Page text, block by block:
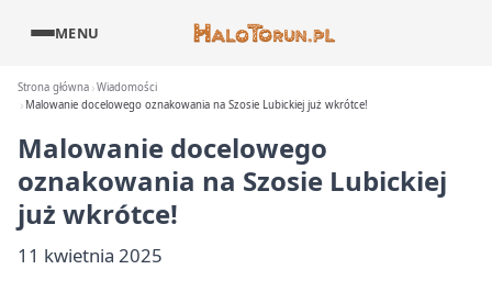
MENU
Strona główna Wiadomości
Malowanie docelowego oznakowania na Szosie Lubickiej już wkrótce!
Malowanie docelowego
oznakowania na Szosie Lubickiej
już wkrótce!
11 kwietnia 2025